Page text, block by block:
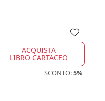
ACQUISTA
LIBRO CARTACEO
SCONTO:5%